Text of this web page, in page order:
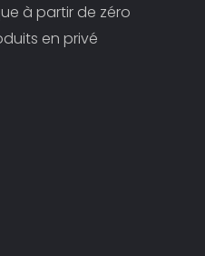
à partir de zéro
en privé